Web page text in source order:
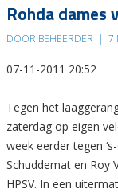
Rohda dames
DOOR BEHEERDER | 7
07-11-2011 20:52
Tegen het
zaterdag op eigen
week eerder tegen
Schuddemat en Roy
HPSV. In een